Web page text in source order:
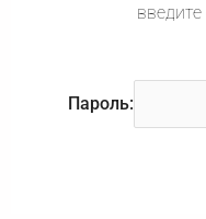
Пароль: